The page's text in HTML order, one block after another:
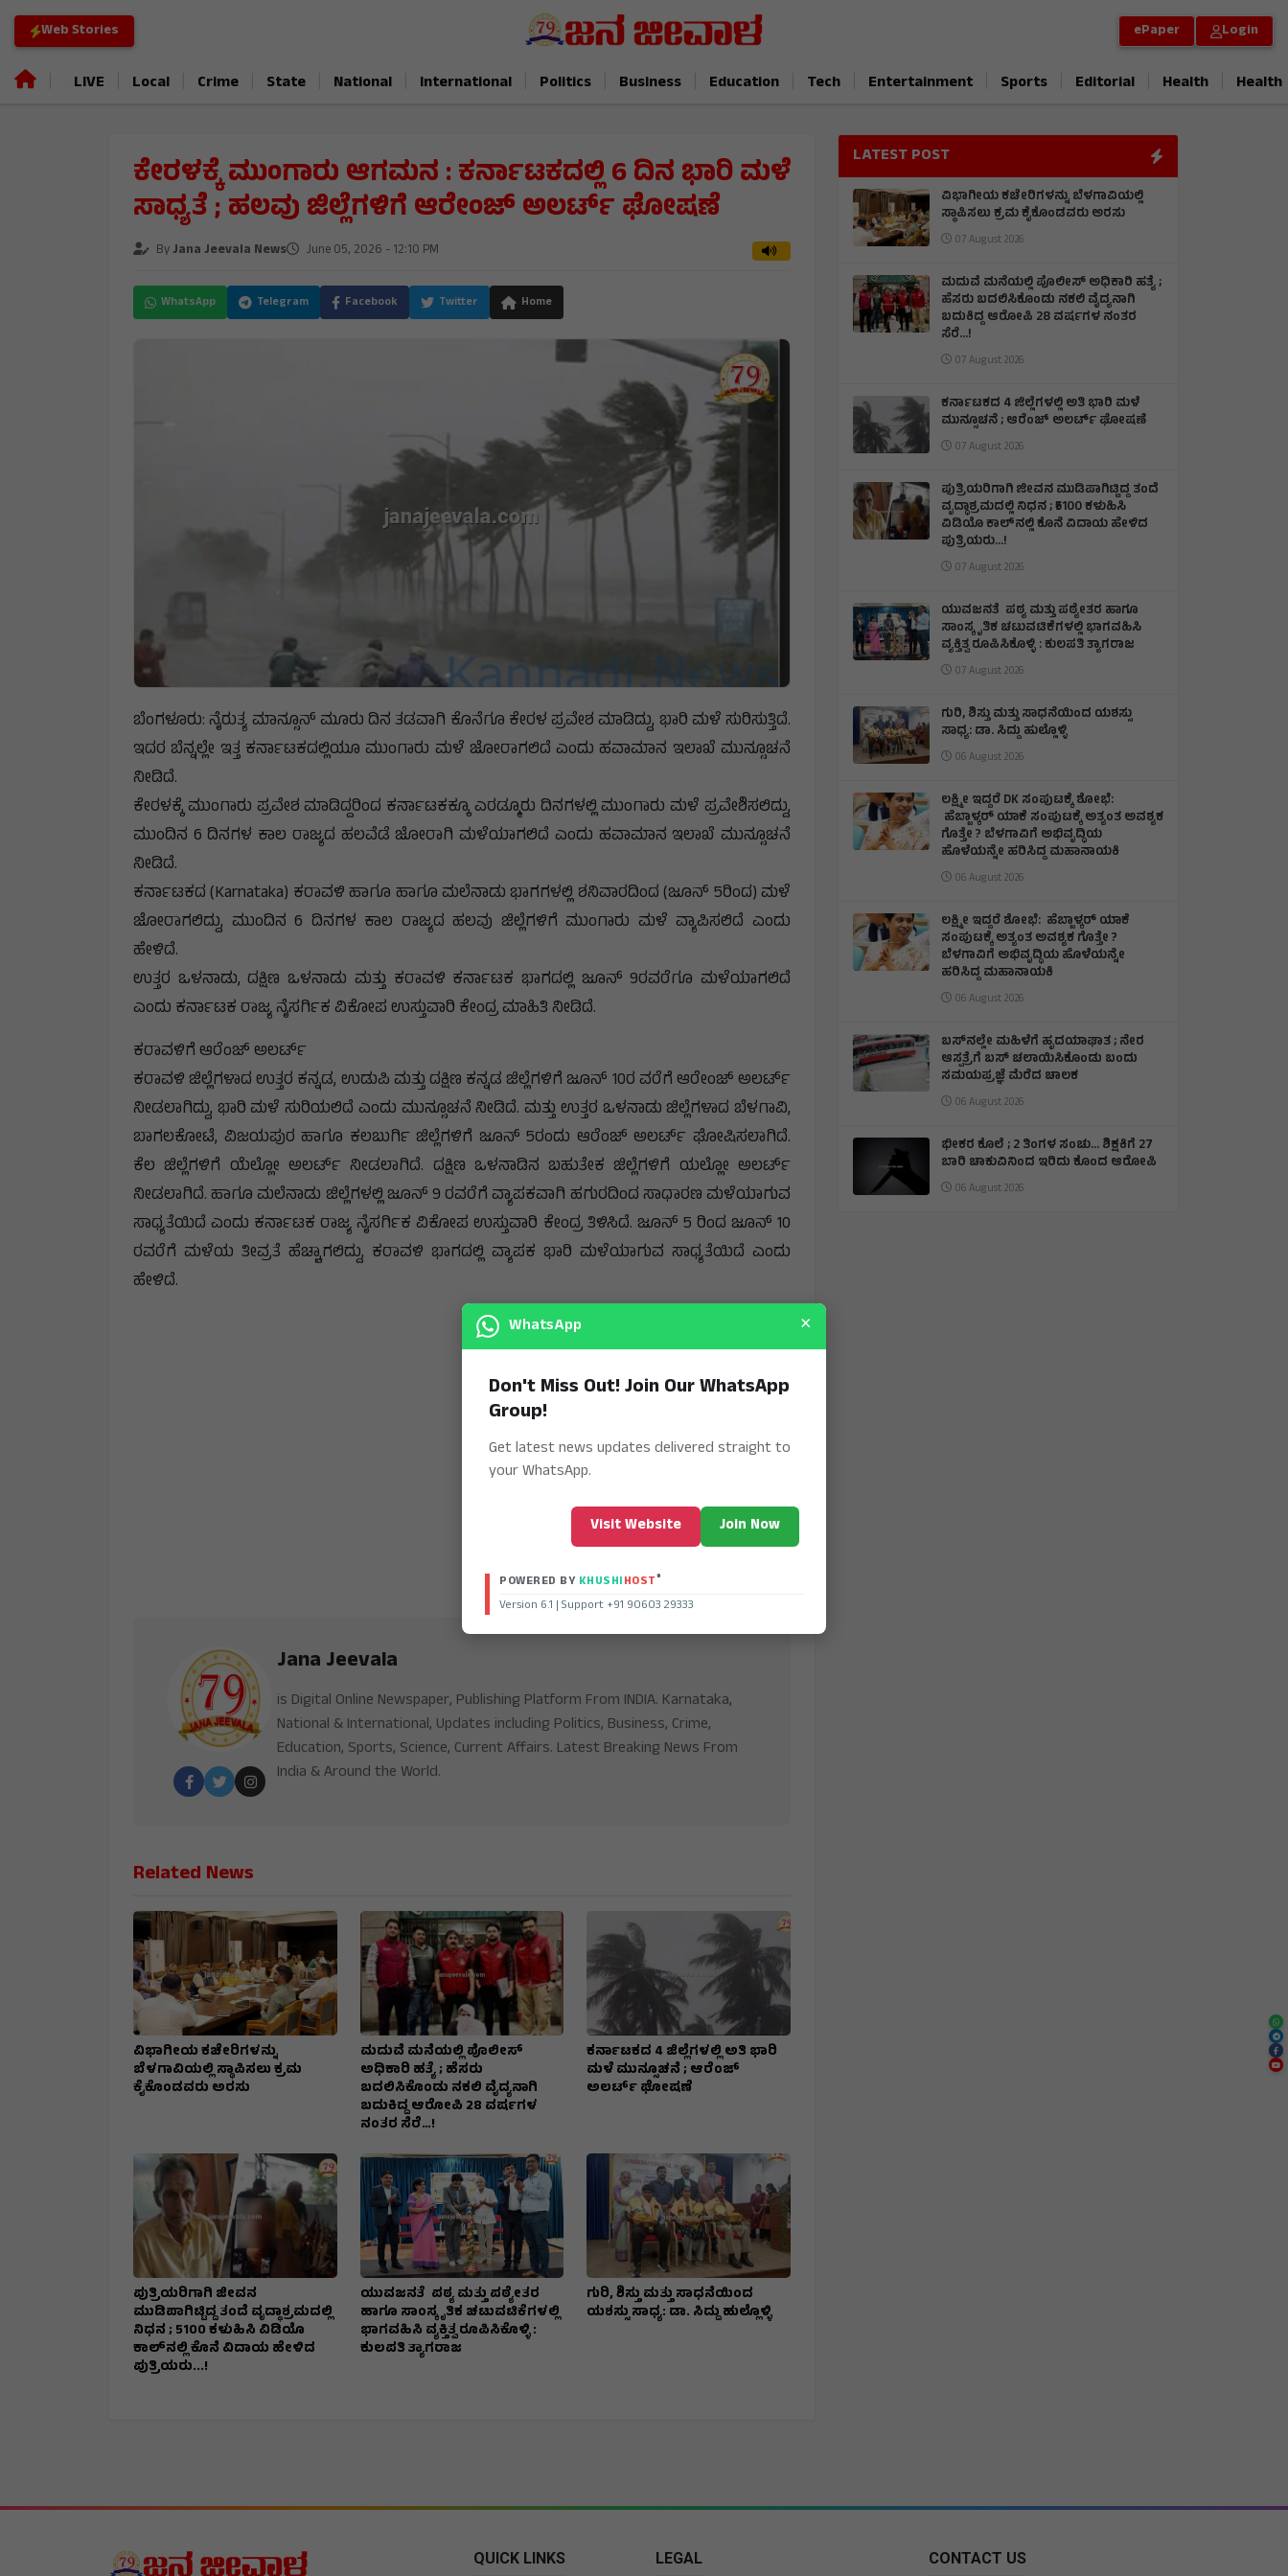
Web Stories ePaper Login
LIVE Local Crime State National International Politics Business Education Tech Entertainment Sports Editorial Health Health
ಕೇರಳಕ್ಕೆ ಮುಂಗಾರು ಆಗಮನ : ಕರ್ನಾಟಕದಲ್ಲಿ 6 ದಿನ ಭಾರಿ ಮಳೆ
ಸಾಧ್ಯತೆ ; ಹಲವು ಜಿಲ್ಲೆಗಳಿಗೆ ಆರೇಂಜ್‌ ಅಲರ್ಟ್‌ ಘೋಷಣೆ
ByJana Jeevala News June 05, 2026 - 12:10 PM
WhatsApp Telegram Facebook Twitter Home
ಬೆಂಗಳೂರು: ನೈರುತ್ಯ ಮಾನ್ಸೂನ್ ಮೂರು ದಿನ ತಡವಾಗಿ ಕೊನೆಗೂ ಕೇರಳ ಪ್ರವೇಶ ಮಾಡಿದ್ದು, ಭಾರಿ ಮಳೆ ಸುರಿಸುತ್ತಿದೆ.
ಇದರ ಬೆನ್ನಲ್ಲೇ ಇತ್ತ ಕರ್ನಾಟಕದಲ್ಲಿಯೂ ಮುಂಗಾರು ಮಳೆ ಜೋರಾಗಲಿದೆ ಎಂದು ಹವಾಮಾನ ಇಲಾಖೆ ಮುನ್ಸೂಚನೆ
ನೀಡಿದೆ.
ಕೇರಳಕ್ಕೆ ಮುಂಗಾರು ಪ್ರವೇಶ ಮಾಡಿದ್ದರಿಂದ ಕರ್ನಾಟಕಕ್ಕೂ ಎರಡ್ಮೂರು ದಿನಗಳಲ್ಲಿ ಮುಂಗಾರು ಮಳೆ ಪ್ರವೇಶಿಸಲಿದ್ದು,
ಮುಂದಿನ 6 ದಿನಗಳ ಕಾಲ ರಾಜ್ಯದ ಹಲವೆಡೆ ಜೋರಾಗಿ ಮಳೆಯಾಗಲಿದೆ ಎಂದು ಹವಾಮಾನ ಇಲಾಖೆ ಮುನ್ಸೂಚನೆ
ನೀಡಿದೆ.
ಕರ್ನಾಟಕದ (Karnataka) ಕರಾವಳಿ ಹಾಗೂ ಹಾಗೂ ಮಲೆನಾಡು ಭಾಗಗಳಲ್ಲಿ ಶನಿವಾರದಿಂದ (ಜೂನ್‌ 5ರಿಂದ) ಮಳೆ
ಜೋರಾಗಲಿದ್ದು, ಮುಂದಿನ 6 ದಿನಗಳ ಕಾಲ ರಾಜ್ಯದ ಹಲವು ಜಿಲ್ಲೆಗಳಿಗೆ ಮುಂಗಾರು ಮಳೆ ವ್ಯಾಪಿಸಲಿದೆ ಎಂದು
ಹೇಳಿದೆ.
ಉತ್ತರ ಒಳನಾಡು, ದಕ್ಷಿಣ ಒಳನಾಡು ಮತ್ತು ಕರಾವಳಿ ಕರ್ನಾಟಕ ಭಾಗದಲ್ಲಿ ಜೂನ್ 9ರವರೆಗೂ ಮಳೆಯಾಗಲಿದೆ
ಎಂದು ಕರ್ನಾಟಕ ರಾಜ್ಯ ನೈಸರ್ಗಿಕ ವಿಕೋಪ ಉಸ್ತುವಾರಿ ಕೇಂದ್ರ ಮಾಹಿತಿ ನೀಡಿದೆ.
ಕರಾವಳಿಗೆ ಆರೆಂಜ್ ಅಲರ್ಟ್
ಕರಾವಳಿ ಜಿಲ್ಲೆಗಳಾದ ಉತ್ತರ ಕನ್ನಡ, ಉಡುಪಿ ಮತ್ತು ದಕ್ಷಿಣ ಕನ್ನಡ ಜಿಲ್ಲೆಗಳಿಗೆ ಜೂನ್‌ 10ರ ವರೆಗೆ ಆರೇಂಜ್‌ ಅಲರ್ಟ್‌
ನೀಡಲಾಗಿದ್ದು, ಭಾರಿ ಮಳೆ ಸುರಿಯಲಿದೆ ಎಂದು ಮುನ್ಸೂಚನೆ ನೀಡಿದೆ. ಮತ್ತು ಉತ್ತರ ಒಳನಾಡು ಜಿಲ್ಲೆಗಳಾದ ಬೆಳಗಾವಿ,
ಬಾಗಲಕೋಟೆ, ವಿಜಯಪುರ ಹಾಗೂ ಕಲಬುರ್ಗಿ ಜಿಲ್ಲೆಗಳಿಗೆ ಜೂನ್‌ 5ರಂದು ಆರೆಂಜ್ ಅಲರ್ಟ್ ಘೋಷಿಸಲಾಗಿದೆ.
ಕೆಲ ಜಿಲ್ಲೆಗಳಿಗೆ ಯೆಲ್ಲೋ ಅಲರ್ಟ್‌ ನೀಡಲಾಗಿದೆ. ದಕ್ಷಿಣ ಒಳನಾಡಿನ ಬಹುತೇಕ ಜಿಲ್ಲೆಗಳಿಗೆ ಯಲ್ಲೋ ಅಲರ್ಟ್‌
ನೀಡಲಾಗಿದೆ. ಹಾಗೂ ಮಲೆನಾಡು ಜಿಲ್ಲೆಗಳಲ್ಲಿ ಜೂನ್ 9 ರವರೆಗೆ ವ್ಯಾಪಕವಾಗಿ ಹಗುರದಿಂದ ಸಾಧಾರಣ ಮಳೆಯಾಗುವ
ಸಾಧ್ಯತೆಯಿದೆ ಎಂದು ಕರ್ನಾಟಕ ರಾಜ್ಯ ನೈಸರ್ಗಿಕ ವಿಕೋಪ ಉಸ್ತುವಾರಿ ಕೇಂದ್ರ ತಿಳಿಸಿದೆ. ಜೂನ್ 5 ರಿಂದ ಜೂನ್‌ 10
ರವರೆಗೆ ಮಳೆಯ ತೀವ್ರತೆ ಹೆಚ್ಚಾಗಲಿದ್ದು, ಕರಾವಳಿ ಭಾಗದಲ್ಲಿ ವ್ಯಾಪಕ ಭಾರಿ ಮಳೆಯಾಗುವ ಸಾಧ್ಯತೆಯಿದೆ ಎಂದು
ಹೇಳಿದೆ.
Jana Jeevala
is Digital Online Newspaper, Publishing Platform From INDIA. Karnataka,
National & International, Updates including Politics, Business, Crime,
Education, Sports, Science, Current Affairs. Latest Breaking News From
India & Around the World.
Related News
ವಿಭಾಗೀಯ ಕಚೇರಿಗಳನ್ನು
ಬೆಳಗಾವಿಯಲ್ಲಿ ಸ್ಥಾಪಿಸಲು ಕ್ರಮ
ಕೈಕೊಂಡವರು ಅರಸು
ಮದುವೆ ಮನೆಯಲ್ಲಿ ಪೊಲೀಸ್
ಅಧಿಕಾರಿ ಹತ್ಯೆ ; ಹೆಸರು
ಬದಲಿಸಿಕೊಂಡು ನಕಲಿ ವೈದ್ಯನಾಗಿ
ಬದುಕಿದ್ದ ಆರೋಪಿ 28 ವರ್ಷಗಳ
ನಂತರ ಸೆರೆ…!
ಕರ್ನಾಟಕದ 4 ಜಿಲ್ಲೆಗಳಲ್ಲಿ ಅತಿ ಭಾರಿ
ಮಳೆ ಮುನ್ಸೂಚನೆ ; ಆರೆಂಜ್‌
ಅಲರ್ಟ್‌ ಘೋಷಣೆ
ಪುತ್ರಿಯರಿಗಾಗಿ ಜೀವನ
ಮುಡಿಪಾಗಿಟ್ಟಿದ್ದ ತಂದೆ ವೃದ್ಧಾಶ್ರಮದಲ್ಲಿ
ನಿಧನ ; ₹5100 ಕಳುಹಿಸಿ ವಿಡಿಯೊ
ಕಾಲ್‌ನಲ್ಲಿ ಕೊನೆ ವಿದಾಯ ಹೇಳಿದ
ಪುತ್ರಿಯರು...!
ಯುವಜನತೆ ಪಠ್ಯ ಮತ್ತು ಪಠ್ಯೇತರ
ಹಾಗೂ ಸಾಂಸ್ಕೃತಿಕ ಚಟುವಟಿಕೆಗಳಲ್ಲಿ
ಭಾಗವಹಿಸಿ ವ್ಯಕ್ತಿತ್ವ ರೂಪಿಸಿಕೊಳ್ಳಿ :
ಕುಲಪತಿ ತ್ಯಾಗರಾಜ
ಗುರಿ, ಶಿಸ್ತು ಮತ್ತು ಸಾಧನೆಯಿಂದ
ಯಶಸ್ಸು ಸಾಧ್ಯ: ಡಾ. ಸಿದ್ದು ಹುಲ್ಲೊಳ್ಳಿ
LATEST POST
ವಿಭಾಗೀಯ ಕಚೇರಿಗಳನ್ನು ಬೆಳಗಾವಿಯಲ್ಲಿ
ಸ್ಥಾಪಿಸಲು ಕ್ರಮ ಕೈಕೊಂಡವರು ಅರಸು
07 August 2026
ಮದುವೆ ಮನೆಯಲ್ಲಿ ಪೊಲೀಸ್ ಅಧಿಕಾರಿ ಹತ್ಯೆ ;
ಹೆಸರು ಬದಲಿಸಿಕೊಂಡು ನಕಲಿ ವೈದ್ಯನಾಗಿ
ಬದುಕಿದ್ದ ಆರೋಪಿ 28 ವರ್ಷಗಳ ನಂತರ
ಸೆರೆ…!
07 August 2026
ಕರ್ನಾಟಕದ 4 ಜಿಲ್ಲೆಗಳಲ್ಲಿ ಅತಿ ಭಾರಿ ಮಳೆ
ಮುನ್ಸೂಚನೆ ; ಆರೆಂಜ್‌ ಅಲರ್ಟ್‌ ಘೋಷಣೆ
07 August 2026
ಪುತ್ರಿಯರಿಗಾಗಿ ಜೀವನ ಮುಡಿಪಾಗಿಟ್ಟಿದ್ದ ತಂದೆ
ವೃದ್ಧಾಶ್ರಮದಲ್ಲಿ ನಿಧನ ; ₹5100 ಕಳುಹಿಸಿ
ವಿಡಿಯೊ ಕಾಲ್‌ನಲ್ಲಿ ಕೊನೆ ವಿದಾಯ ಹೇಳಿದ
ಪುತ್ರಿಯರು...!
07 August 2026
ಯುವಜನತೆ ಪಠ್ಯ ಮತ್ತು ಪಠ್ಯೇತರ ಹಾಗೂ
ಸಾಂಸ್ಕೃತಿಕ ಚಟುವಟಿಕೆಗಳಲ್ಲಿ ಭಾಗವಹಿಸಿ
ವ್ಯಕ್ತಿತ್ವ ರೂಪಿಸಿಕೊಳ್ಳಿ : ಕುಲಪತಿ ತ್ಯಾಗರಾಜ
07 August 2026
ಗುರಿ, ಶಿಸ್ತು ಮತ್ತು ಸಾಧನೆಯಿಂದ ಯಶಸ್ಸು
ಸಾಧ್ಯ: ಡಾ. ಸಿದ್ದು ಹುಲ್ಲೊಳ್ಳಿ
06 August 2026
ಲಕ್ಷ್ಮೀ ಇದ್ದರೆ DK ಸಂಪುಟಕ್ಕೆ ಶೋಭೆ:
ಹೆಬ್ಬಾಳ್ಕರ್ ಯಾಕೆ ಸಂಪುಟಕ್ಕೆ ಅತ್ಯಂತ ಅವಶ್ಯಕ
ಗೊತ್ತೇ ? ಬೆಳಗಾವಿಗೆ ಅಭಿವೃದ್ಧಿಯ
ಹೊಳೆಯನ್ನೇ ಹರಿಸಿದ್ದ ಮಹಾನಾಯಕಿ
06 August 2026
ಲಕ್ಷ್ಮೀ ಇದ್ದರೆ ಶೋಭೆ: ಹೆಬ್ಬಾಳ್ಕರ್ ಯಾಕೆ
ಸಂಪುಟಕ್ಕೆ ಅತ್ಯಂತ ಅವಶ್ಯಕ ಗೊತ್ತೇ ?
ಬೆಳಗಾವಿಗೆ ಅಭಿವೃದ್ಧಿಯ ಹೊಳೆಯನ್ನೇ
ಹರಿಸಿದ್ದ ಮಹಾನಾಯಕಿ
06 August 2026
ಬಸ್‌ನಲ್ಲೇ ಮಹಿಳೆಗೆ ಹೃದಯಾಘಾತ ; ನೇರ
ಆಸ್ಪತ್ರೆಗೆ ಬಸ್‌ ಚಲಾಯಿಸಿಕೊಂಡು ಬಂದು
ಸಮಯಪ್ರಜ್ಞೆ ಮೆರೆದ ಚಾಲಕ
06 August 2026
ಭೀಕರ ಕೊಲೆ ; 2 ತಿಂಗಳ ಸಂಚು… ಶಿಕ್ಷಕಿಗೆ 27
ಬಾರಿ ಚಾಕುವಿನಿಂದ ಇರಿದು ಕೊಂದ ಆರೋಪಿ
06 August 2026
QUICK LINKS LEGAL CONTACT US
WhatsApp ×
Don't Miss Out! Join Our WhatsApp
Group!
Get latest news updates delivered straight to
your WhatsApp.
Visit Website Join Now
POWERED BY KHUSHIHOST®
Version 6.1 | Support +91 90603 29333